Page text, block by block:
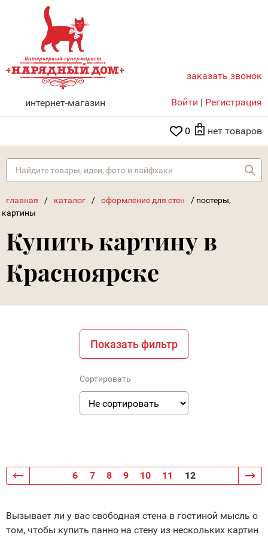
НАРЯДНЫЙ ДОМ
интернет-магазин
заказать звонок
Войти | Регистрация
0 нет товаров
главная / каталог / оформление для стен / постеры,
картины
Купить картину в
Красноярске
6 7 8 9 10 11 12
Вызывает ли у вас свободная стена в гостиной мысль о
том, чтобы купить панно на стену из нескольких картин
Показать фильтр
Сортировать